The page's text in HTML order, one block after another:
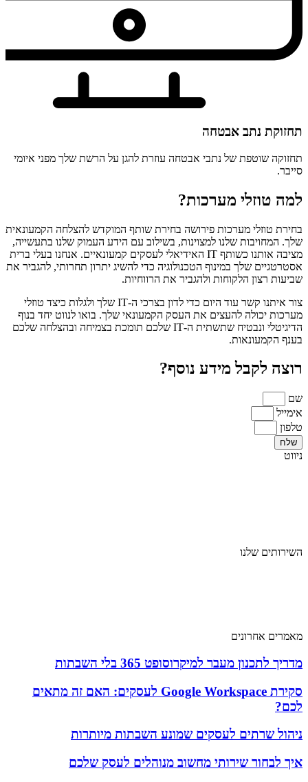
תחזוקת נתב אבטחה
תחזוקה שוטפת של נתבי אבטחה עוזרת להגן על הרשת שלך מפני איומי
סייבר.
למה טוזלי מערכות?
בחירת טוזלי מערכות פירושה בחירת שותף המוקדש להצלחה הקמעונאית
שלך. המחויבות שלנו למצוינות, בשילוב עם הידע העמוק שלנו בתעשייה,
מציבה אותנו כשותף IT האידיאלי לעסקים קמעונאיים. אנחנו בעלי ברית
אסטרטגיים שלך במינוף הטכנולוגיה כדי להשיג יתרון תחרותי, להגביר את
שביעות רצון הלקוחות ולהגביר את הרווחיות.
צור איתנו קשר עוד היום כדי לדון בצרכי ה-IT שלך ולגלות כיצד טוזלי
מערכות יכולה להעצים את העסק הקמעונאי שלך. בואו לנווט יחד בנוף
הדיגיטלי ונבטיח שתשתית ה-IT שלכם תומכת בצמיחה ובהצלחה שלכם
בענף הקמעונאות.
רוצה לקבל מידע נוסף?
שם
אימייל
טלפון
שלח
ניווט
השירותים שלנו
מאמרים אחרונים
מדריך לתכנון מעבר למיקרוסופט 365 בלי השבתות
סקירת Google Workspace לעסקים: האם זה מתאים
לכם?
ניהול שרתים לעסקים שמונע השבתות מיותרות
איך לבחור שירותי מחשוב מנוהלים לעסק שלכם